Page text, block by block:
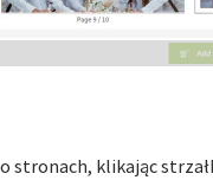
stronach, klikając